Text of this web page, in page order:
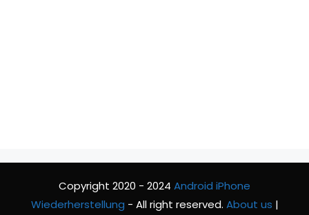
Copyright 2020 - 2024 Android iPhone
Wiederherstellung - All right reserved. About us |